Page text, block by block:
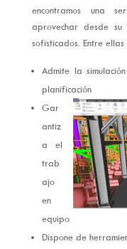
encontramos una
aprovechar desde su
sofisticados. Entre
Admite la
planificación
Gar
antiz
a el
trab
ajo
en
equipo
Dispone de